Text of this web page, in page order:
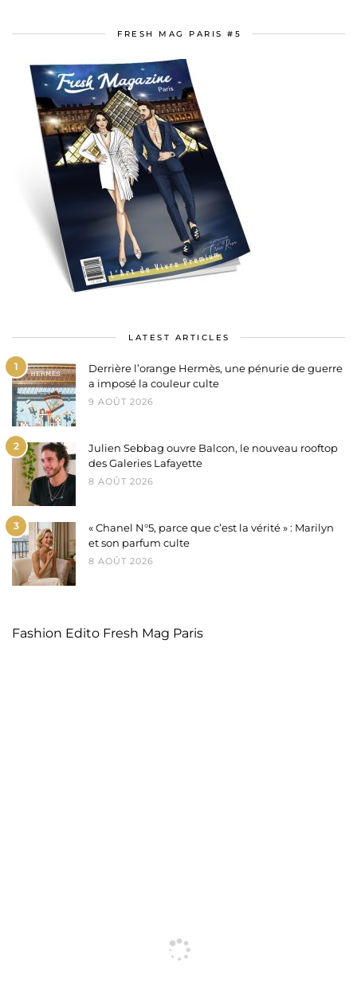
FRESH MAG PARIS #5
LATEST ARTICLES
1
Derrière l’orange Hermès, une pénurie de guerre
a imposé la couleur culte
9 AOÛT 2026
2
Julien Sebbag ouvre Balcon, le nouveau rooftop
des Galeries Lafayette
8 AOÛT 2026
3
« Chanel N°5, parce que c’est la vérité » : Marilyn
et son parfum culte
8 AOÛT 2026
Fashion Edito Fresh Mag Paris